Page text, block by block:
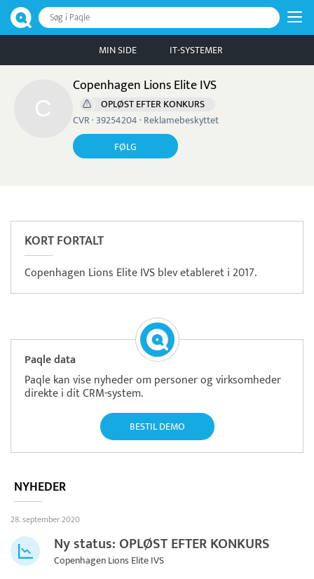
Søg i Paqle
MIN SIDE IT-SYSTEMER
Copenhagen Lions Elite IVS
OPLØST EFTER KONKURS
CVR · 39254204 · Reklamebeskyttet
FØLG
KORT FORTALT
Copenhagen Lions Elite IVS blev etableret i 2017.
Paqle data
Paqle kan vise nyheder om personer og virksomheder
direkte i dit CRM-system.
BESTIL DEMO
NYHEDER
28. september 2020
Ny status: OPLØST EFTER KONKURS
Copenhagen Lions Elite IVS